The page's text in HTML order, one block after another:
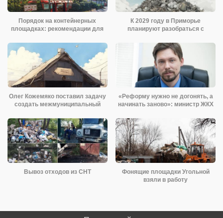
Порядок на контейнерных
площадках: рекомендации для
К 2029 году в Приморье
планируют разобраться с
Олег Кожемяко поставил задачу
создать межмуниципальный
«Реформу нужно не догонять, а
начинать заново»: министр ЖКХ
Вывоз отходов из СНТ
Фонящие площадки Угольной
взяли в работу